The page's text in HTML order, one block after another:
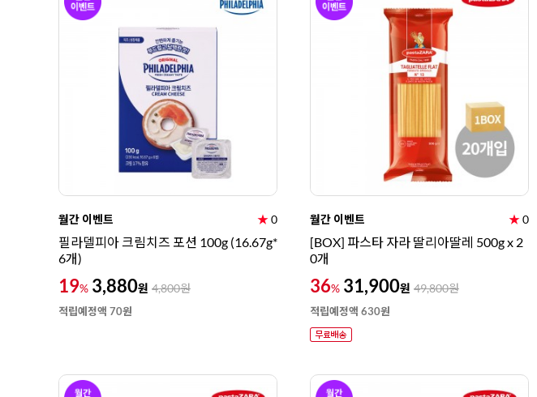
월간 이벤트 ★0
필라델피아 크림치즈 포션 100g (16.67g*
6개)
19% 3,880원 4,800원
적립예정액 70원
월간 이벤트 ★0
[BOX] 파스타 자라 딸리아딸레 500g x 2
0개
36% 31,900원 49,800원
적립예정액 630원